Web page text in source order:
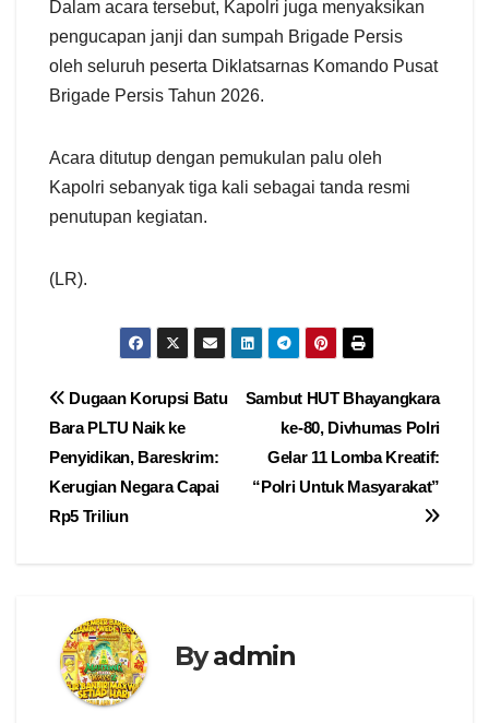
Dalam acara tersebut, Kapolri juga menyaksikan
pengucapan janji dan sumpah Brigade Persis
oleh seluruh peserta Diklatsarnas Komando Pusat
Brigade Persis Tahun 2026.
Acara ditutup dengan pemukulan palu oleh
Kapolri sebanyak tiga kali sebagai tanda resmi
penutupan kegiatan.
(LR).
Navigasi
pos
Sambut HUT Bhayangkara
ke-80, Divhumas Polri
Gelar 11 Lomba Kreatif:
“Polri Untuk Masyarakat”
Dugaan Korupsi Batu
Bara PLTU Naik ke
Penyidikan, Bareskrim:
Kerugian Negara Capai
Rp5 Triliun
Byadmin